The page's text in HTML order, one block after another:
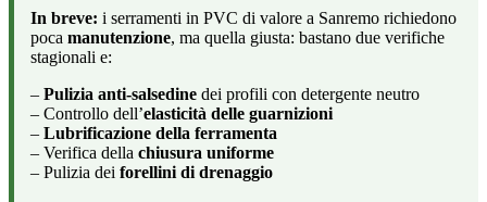
In breve: i serramenti in PVC di valore a Sanremo richiedono
poca manutenzione, ma quella giusta: bastano due verifiche
stagionali e:
– Pulizia anti-salsedine dei profili con detergente neutro
– Controllo dell’elasticità delle guarnizioni
– Lubrificazione della ferramenta
– Verifica della chiusura uniforme
– Pulizia dei forellini di drenaggio